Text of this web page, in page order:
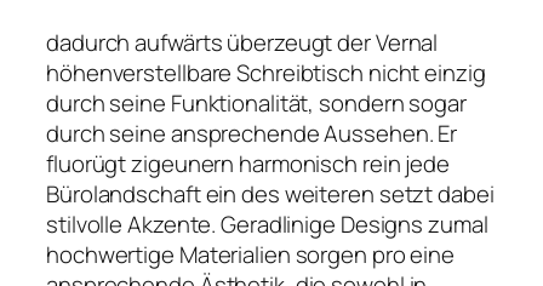
dadurch aufwärts überzeugt der Vernal
höhenverstellbare Schreibtisch nicht einzig
durch seine Funktionalität, sondern sogar
durch seine ansprechende Aussehen. Er
fluorügt zigeunern harmonisch rein jede
Bürolandschaft ein des weiteren setzt dabei
stilvolle Akzente. Geradlinige Designs zumal
hochwertige Materialien sorgen pro eine